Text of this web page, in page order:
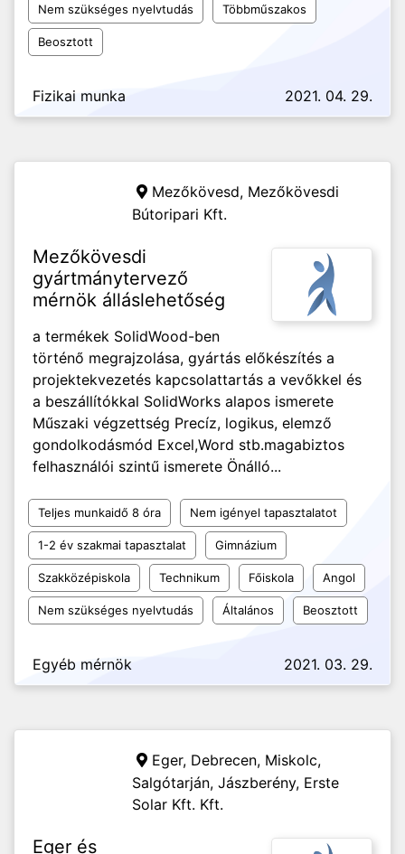
Nem szükséges nyelvtudás Többműszakos
Beosztott
Fizikai munka 2021. 04. 29.
Mezőkövesd, Mezőkövesdi
Bútoripari Kft.
Mezőkövesdi
gyártmánytervező
mérnök álláslehetőség
a termékek SolidWood-ben
történő megrajzolása, gyártás előkészítés a
projektekvezetés kapcsolattartás a vevőkkel és
a beszállítókkal SolidWorks alapos ismerete
Műszaki végzettség Precíz, logikus, elemző
gondolkodásmód Excel,Word stb.magabiztos
felhasználói szintű ismerete Önálló...
Teljes munkaidő 8 óra Nem igényel tapasztalatot
1-2 év szakmai tapasztalat Gimnázium
Szakközépiskola Technikum Főiskola Angol
Nem szükséges nyelvtudás Általános Beosztott
Egyéb mérnök 2021. 03. 29.
Eger, Debrecen, Miskolc,
Salgótarján, Jászberény, Erste
Solar Kft. Kft.
Eger és